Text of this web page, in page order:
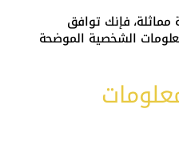
مماثلة، فإنك توافق
الشخصية الموضحة